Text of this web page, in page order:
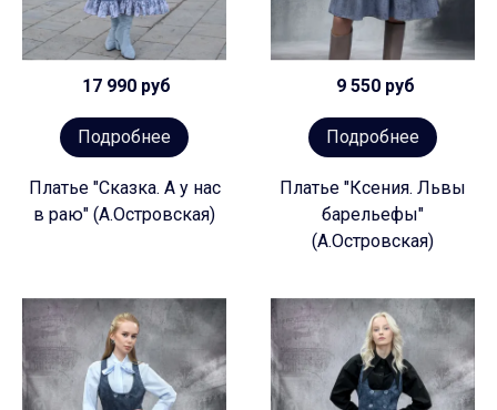
17 990 руб
Подробнее
Платье "Сказка. А у нас
в раю" (А.Островская)
9 550 руб
Подробнее
Платье "Ксения. Львы
барельефы"
(А.Островская)